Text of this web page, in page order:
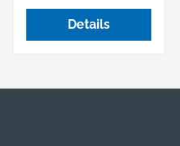
Hauptteilung gegen
Abnutzung leicht
Durchmessers von
Details